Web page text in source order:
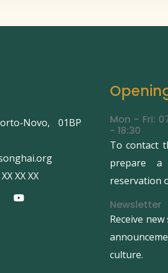
Novo, 01BP
XX XX
Mon - Fri:
- 18:30
To contact
prepare
reservation
Newsletter
Receive
culture.